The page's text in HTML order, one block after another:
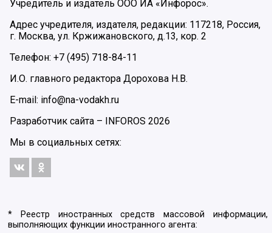
Учредитель и издатель ООО ИА «Инфорос».
Адрес учредителя, издателя, редакции: 117218, Россия,
г. Москва, ул. Кржижановского, д.13, кор. 2
Телефон: +7 (495) 718-84-11
И.О. главного редактора Дорохова Н.В.
E-mail: info@na-vodakh.ru
Разработчик сайта – INFOROS 2026
Мы в социальных сетях:
* Реестр иностранных средств массовой информации,
выполняющих функции иностранного агента: